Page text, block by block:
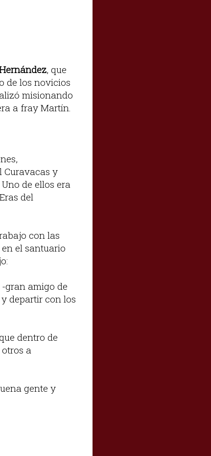
, que
de los novicios
misionando
a fray Martín.
Curavacas y
de ellos era
del
con las
el santuario
gran amigo de
departir con los
dentro de
a
gente y